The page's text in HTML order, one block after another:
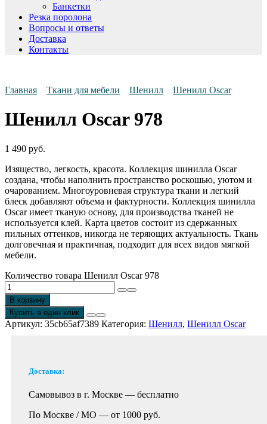
Банкетки
Резка поролона
Вопросы и ответы
Доставка
Контакты
Главная Ткани для мебели Шенилл Шенилл Oscar
Шенилл Oscar 978
1 490 руб.
Изящество, легкость, красота. Коллекция шинилла Oscar
создана, чтобы наполнить пространство роскошью, уютом и
очарованием. Многоуровневая структура ткани и легкий
блеск добавляют объема и фактурности. Коллекция шинилла
Oscar имеет тканую основу, для производства тканей не
используется клей. Карта цветов состоит из сдержанных
пильных оттенков, никогда не теряющих актуальность. Ткань
долговечная и практичная, подходит для всех видов мягкой
мебели.
Количество товара Шенилл Oscar 978
В корзину
Купить в один клик
Артикул: 35cb65af7389 Категория: Шенилл, Шенилл Oscar
Доставка:
Самовывоз в г. Москве — бесплатно
По Москве / МО — от 1000 руб.